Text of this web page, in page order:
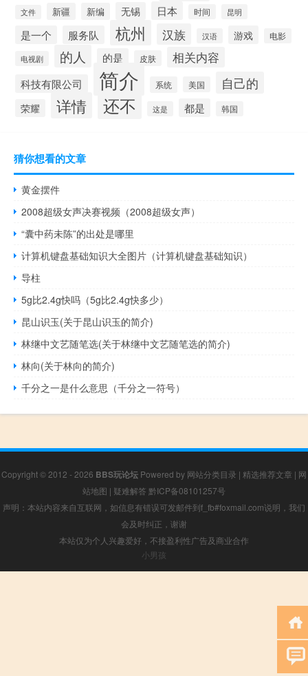
文件 新疆 新编 无锡 日本 时间 昆明
是一个 服务队 杭州 汉族 汉语 游戏 电影
电视剧 的人 的是 皮肤 相关内容
科技有限公司 简介 系统 美国 自己的
荣耀 详情 还不 这是 都是 韩国
猜你想看的文章
黄金摆件
2008超级女声决赛视频（2008超级女声）
“囊中药未陈”的出处是哪里
计算机键盘基础知识大全图片（计算机键盘基础知识）
导柱
5g比2.4g快吗（5g比2.4g快多少）
昆山识玉(关于昆山识玉的简介)
林继中文艺随笔选(关于林继中文艺随笔选的简介)
林向(关于林向的简介)
千分之一是什么意思（千分之一符号）
Copyright © 2012 - 2026 BBS玩论坛 Powered by 网站分类目录 | 精选推荐文章 | 网
站地图 | 疑难解答 黔ICP备08101257号
声明：本站内容来自互联网，如信息有错误可发邮件到f_fb#foxmail.com说明，我们
会及时纠正，谢谢
本站仅为个人兴趣爱好，不接盈利性广告及商业合作
小男孩